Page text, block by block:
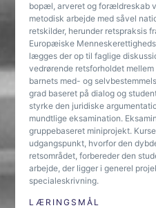
bopæl, arveret og forældreskab
metodisk arbejde med såvel
retskilder, herunder retspraksis
Europæiske
lægges der op til faglige
vedrørende retsforholdet
barnets med- og
grad baseret på dialog og
styrke den juridiske
mundtlige eksamination.
gruppebaseret miniprojekt.
udgangspunkt, hvorfor den
retsområdet, forbereder den
arbejde, der ligger i generel
specialeskrivning.
LÆRINGSMÅL